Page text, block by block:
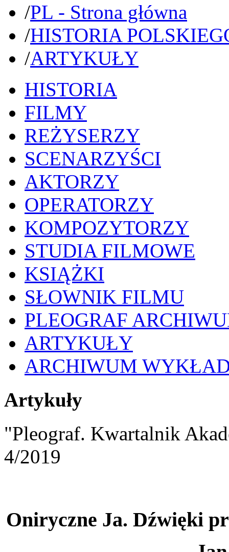
/PL - Strona główna
/HISTORIA
/ARTYKUŁY
HISTORIA
FILMY
REŻYSERZY
SCENARZYŚCI
AKTORZY
OPERATORZY
KOMPOZYTORZY
STUDIA FILMOWE
KSIĄŻKI
SŁOWNIK FILMU
PLEOGRAF
ARTYKUŁY
ARCHIWUM
Artykuły
"Pleograf. Kwartalnik
4/2019
Oniryczne Ja. Dźwięki